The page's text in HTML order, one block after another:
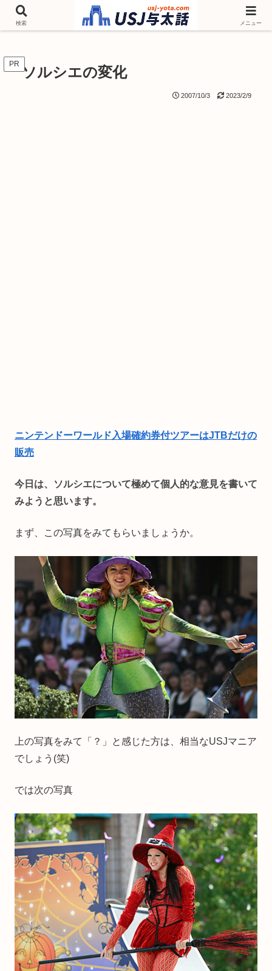
チケットやシーズンイベント ニンテンドーワールド アトラクションなどユニ
バを歩いて情報収集しています
PR ソルシエの変化
2007/10/3 2023/2/9
ニンテンドーワールド入場確約券付ツアーはJTBだけの
販売
今日は、ソルシエについて極めて個人的な意見を書いて
みようと思います。
まず、この写真をみてもらいましょうか。
上の写真をみて「？」と感じた方は、相当なUSJマニア
でしょう(笑)
では次の写真
検索 メニュー